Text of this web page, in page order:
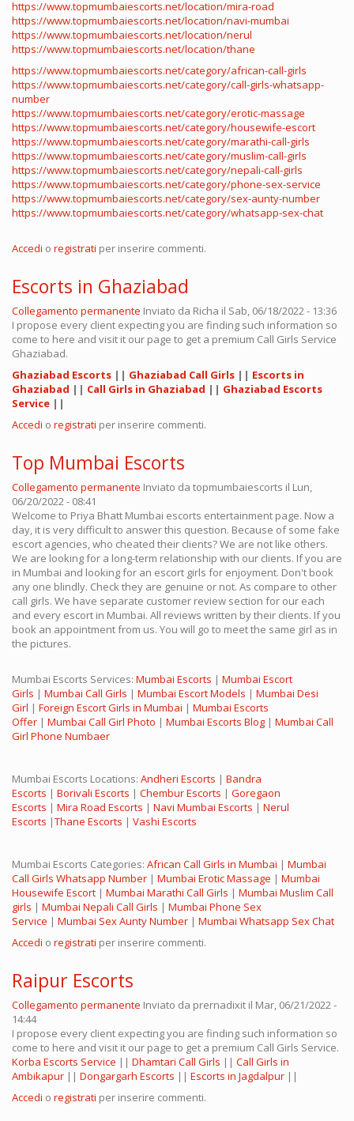
https://www.topmumbaiescorts.net/location/mira-road
https://www.topmumbaiescorts.net/location/navi-mumbai
https://www.topmumbaiescorts.net/location/nerul
https://www.topmumbaiescorts.net/location/thane
https://www.topmumbaiescorts.net/category/african-call-girls
https://www.topmumbaiescorts.net/category/call-girls-whatsapp-
number
https://www.topmumbaiescorts.net/category/erotic-massage
https://www.topmumbaiescorts.net/category/housewife-escort
https://www.topmumbaiescorts.net/category/marathi-call-girls
https://www.topmumbaiescorts.net/category/muslim-call-girls
https://www.topmumbaiescorts.net/category/nepali-call-girls
https://www.topmumbaiescorts.net/category/phone-sex-service
https://www.topmumbaiescorts.net/category/sex-aunty-number
https://www.topmumbaiescorts.net/category/whatsapp-sex-chat
Accedi o registrati per inserire commenti.
Escorts in Ghaziabad
Collegamento permanente Inviato da Richa il Sab, 06/18/2022 - 13:36
I propose every client expecting you are finding such information so
come to here and visit it our page to get a premium Call Girls Service
Ghaziabad.
Ghaziabad Escorts || Ghaziabad Call Girls || Escorts in
Ghaziabad || Call Girls in Ghaziabad || Ghaziabad Escorts
Service ||
Accedi o registrati per inserire commenti.
Top Mumbai Escorts
Collegamento permanente Inviato da topmumbaiescorts il Lun,
06/20/2022 - 08:41
Welcome to Priya Bhatt Mumbai escorts entertainment page. Now a
day, it is very difficult to answer this question. Because of some fake
escort agencies, who cheated their clients? We are not like others.
We are looking for a long-term relationship with our clients. If you are
in Mumbai and looking for an escort girls for enjoyment. Don't book
any one blindly. Check they are genuine or not. As compare to other
call girls. We have separate customer review section for our each
and every escort in Mumbai. All reviews written by their clients. If you
book an appointment from us. You will go to meet the same girl as in
the pictures.
Mumbai Escorts Services: Mumbai Escorts | Mumbai Escort
Girls | Mumbai Call Girls | Mumbai Escort Models | Mumbai Desi
Girl | Foreign Escort Girls in Mumbai | Mumbai Escorts
Offer | Mumbai Call Girl Photo | Mumbai Escorts Blog | Mumbai Call
Girl Phone Numbaer
Mumbai Escorts Locations: Andheri Escorts | Bandra
Escorts | Borivali Escorts | Chembur Escorts | Goregaon
Escorts | Mira Road Escorts | Navi Mumbai Escorts | Nerul
Escorts |Thane Escorts | Vashi Escorts
Mumbai Escorts Categories: African Call Girls in Mumbai | Mumbai
Call Girls Whatsapp Number | Mumbai Erotic Massage | Mumbai
Housewife Escort | Mumbai Marathi Call Girls | Mumbai Muslim Call
girls | Mumbai Nepali Call Girls | Mumbai Phone Sex
Service | Mumbai Sex Aunty Number | Mumbai Whatsapp Sex Chat
Accedi o registrati per inserire commenti.
Raipur Escorts
Collegamento permanente Inviato da prernadixit il Mar, 06/21/2022 -
14:44
I propose every client expecting you are finding such information so
come to here and visit it our page to get a premium Call Girls Service.
Korba Escorts Service || Dhamtari Call Girls || Call Girls in
Ambikapur || Dongargarh Escorts || Escorts in Jagdalpur ||
Accedi o registrati per inserire commenti.